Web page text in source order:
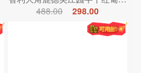
488.00
298.00